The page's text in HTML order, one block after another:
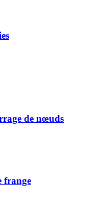
de nœuds
frange